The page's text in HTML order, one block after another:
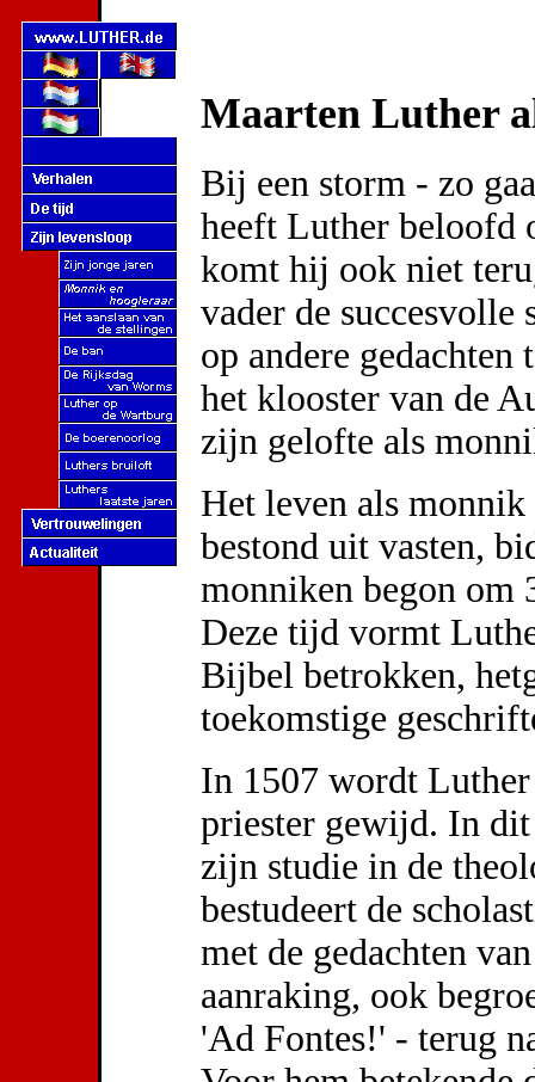
Maarten Luther
Bij een storm - zo
heeft Luther beloofd
komt hij ook niet
vader de succesvolle
op andere
het klooster van de
zijn gelofte als
Het leven als
bestond uit vasten,
monniken begon om
Deze tijd vormt
Bijbel betrokken,
toekomstige
In 1507 wordt
priester gewijd. In
zijn studie in de
bestudeert de
met de gedachten
aanraking, ook
'Ad Fontes!' - terug